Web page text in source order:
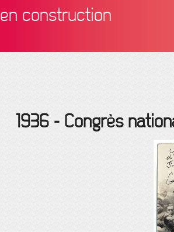
en construction
1936- Congrès